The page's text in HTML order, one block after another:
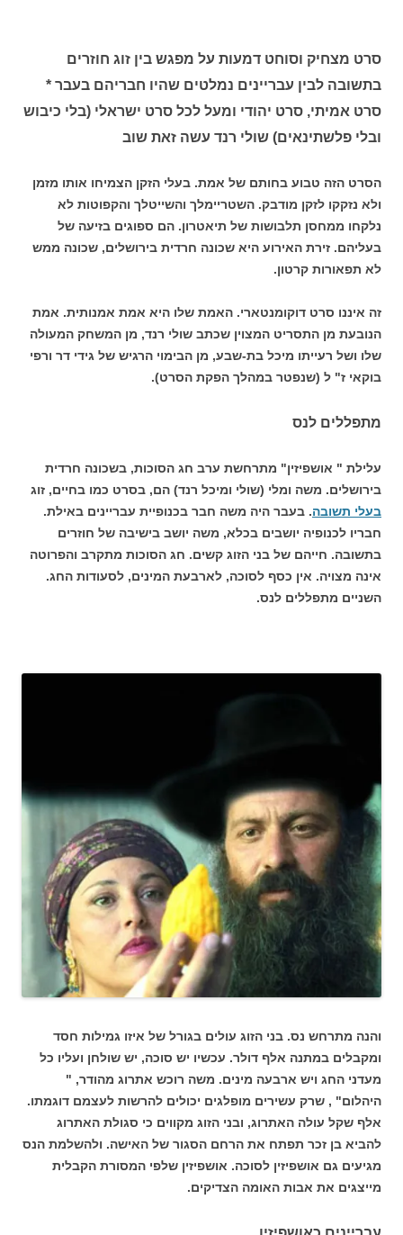
סרט מצחיק וסוחט דמעות על מפגש בין זוג חוזרים
בתשובה לבין עבריינים נמלטים שהיו חבריהם בעבר *
סרט אמיתי, סרט יהודי ומעל לכל סרט ישראלי (בלי כיבוש
ובלי פלשתינאים) שולי רנד עשה זאת שוב
הסרט הזה טבוע בחותם של אמת. בעלי הזקן הצמיחו אותו מזמן
ולא נזקקו לזקן מודבק. השטריימלך והשייטלך והקפוטות לא
נלקחו ממחסן תלבושות של תיאטרון. הם ספוגים בזיעה של
בעליהם. זירת האירוע היא שכונה חרדית בירושלים, שכונה ממש
לא תפאורות קרטון.
זה איננו סרט דוקומנטארי. האמת שלו היא אמת אמנותית. אמת
הנובעת מן התסריט המצוין שכתב שולי רנד, מן המשחק המעולה
שלו ושל רעייתו מיכל בת-שבע, מן הבימוי הרגיש של גידי דר ורפי
בוקאי ז" ל (שנפטר במהלך הפקת הסרט).
מתפללים לנס
עלילת " אושפיזין" מתרחשת ערב חג הסוכות, בשכונה חרדית
בירושלים. משה ומלי (שולי ומיכל רנד) הם, בסרט כמו בחיים, זוג
בעלי תשובה. בעבר היה משה חבר בכנופיית עבריינים באילת.
חבריו לכנופיה יושבים בכלא, משה יושב בישיבה של חוזרים
בתשובה. חייהם של בני הזוג קשים. חג הסוכות מתקרב והפרוטה
אינה מצויה. אין כסף לסוכה, לארבעת המינים, לסעודות החג.
השניים מתפללים לנס.
והנה מתרחש נס. בני הזוג עולים בגורל של איזו גמילות חסד
ומקבלים במתנה אלף דולר. עכשיו יש סוכה, יש שולחן ועליו כל
מעדני החג ויש ארבעה מינים. משה רוכש אתרוג מהודר, "
היהלום" , שרק עשירים מופלגים יכולים להרשות לעצמם דוגמתו.
אלף שקל עולה האתרוג, ובני הזוג מקווים כי סגולת האתרוג
להביא בן זכר תפתח את הרחם הסגור של האישה. ולהשלמת הנס
מגיעים גם אושפיזין לסוכה. אושפיזין שלפי המסורת הקבלית
מייצגים את אבות האומה הצדיקים.